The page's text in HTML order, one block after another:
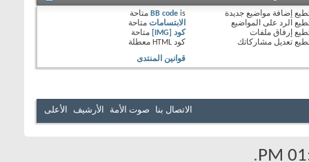
إضافة مواضيع جديدة
الرد على المواضيع
إرفاق ملفات
تعديل مشاركاتك
BB code is
متاحة
الابتسامات متاحة
كود [IMG]
متاحة
كود HTML
معطلة
قوانين المنتدى
الاتصال بنا صوت الأمة الأرشيف الأعلى
.